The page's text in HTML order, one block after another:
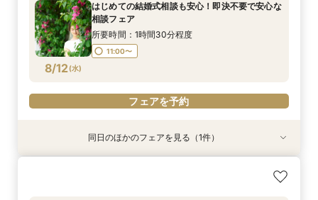
8/11(火)
11:00〜
8/11(火)
11:00〜
8/12(水)
はじめての結婚式相談も安心！即決不要で安心な
相談フェア
所要時間：1時間30分程度
11:00〜
フェアを予約
親御様のための安心相談会｜費用・準備・服装ま
同日のほかのフェアを見る（1件）